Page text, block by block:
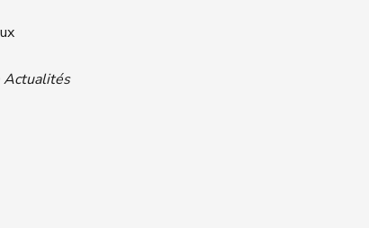
Actualités